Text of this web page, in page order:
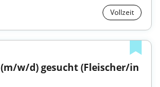
Vollzeit
(m/w/d) gesucht (Fleischer/in